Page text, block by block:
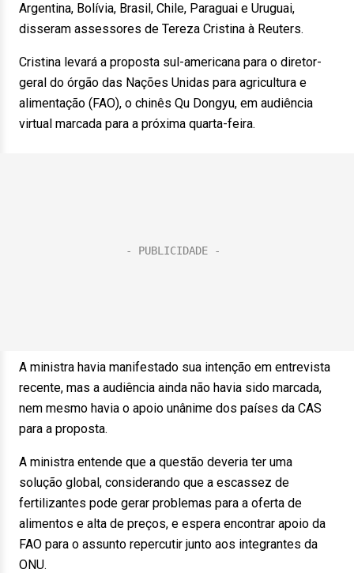
Argentina, Bolívia, Brasil, Chile, Paraguai e Uruguai,
disseram assessores de Tereza Cristina à Reuters.
Cristina levará a proposta sul-americana para o diretor-
geral do órgão das Nações Unidas para agricultura e
alimentação (FAO), o chinês Qu Dongyu, em audiência
virtual marcada para a próxima quarta-feira.
A ministra havia manifestado sua intenção em entrevista
recente, mas a audiência ainda não havia sido marcada,
nem mesmo havia o apoio unânime dos países da CAS
para a proposta.
A ministra entende que a questão deveria ter uma
solução global, considerando que a escassez de
fertilizantes pode gerar problemas para a oferta de
alimentos e alta de preços, e espera encontrar apoio da
FAO para o assunto repercutir junto aos integrantes da
ONU.